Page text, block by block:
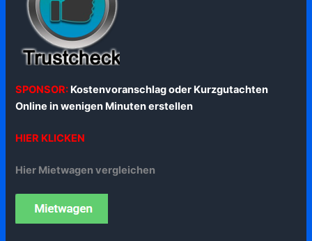
SPONSOR: Kostenvoranschlag oder Kurzgutachten
Online in wenigen Minuten erstellen
HIER KLICKEN
Hier Mietwagen vergleichen